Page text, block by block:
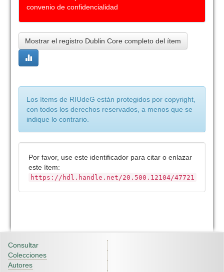
convenio de confidencialidad
Mostrar el registro Dublin Core completo del ítem
Los ítems de RIUdeG están protegidos por copyright,
con todos los derechos reservados, a menos que se
indique lo contrario.
Por favor, use este identificador para citar o enlazar
este ítem:
https://hdl.handle.net/20.500.12104/47721
Consultar
Colecciones
Autores